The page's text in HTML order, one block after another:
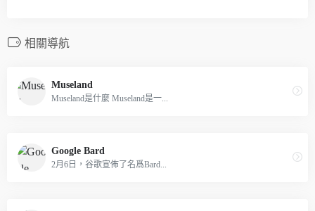
相關導航
Museland
Museland是什麼 Museland是一...
Google Bard
2月6日，谷歌宣佈了名爲Bard...